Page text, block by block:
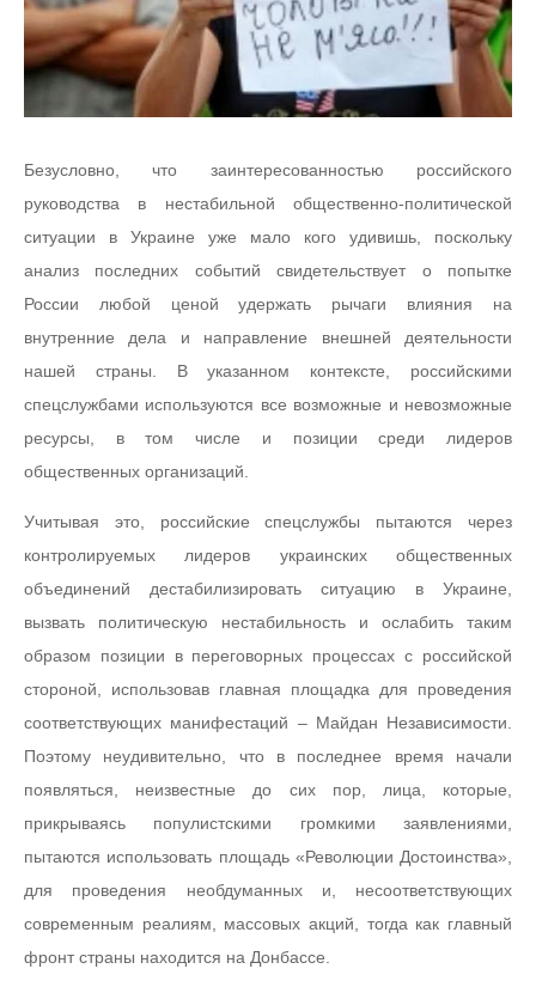
Безусловно, что заинтересованностью российского
руководства в нестабильной общественно-политической
ситуации в Украине уже мало кого удивишь, поскольку
анализ последних событий свидетельствует о попытке
России любой ценой удержать рычаги влияния на
внутренние дела и направление внешней деятельности
нашей страны. В указанном контексте, российскими
спецслужбами используются все возможные и невозможные
ресурсы, в том числе и позиции среди лидеров
общественных организаций.
Учитывая это, российские спецслужбы пытаются через
контролируемых лидеров украинских общественных
объединений дестабилизировать ситуацию в Украине,
вызвать политическую нестабильность и ослабить таким
образом позиции в переговорных процессах с российской
стороной, использовав главная площадка для проведения
соответствующих манифестаций – Майдан Независимости.
Поэтому неудивительно, что в последнее время начали
появляться, неизвестные до сих пор, лица, которые,
прикрываясь популистскими громкими заявлениями,
пытаются использовать площадь «Революции Достоинства»,
для проведения необдуманных и, несоответствующих
современным реалиям, массовых акций, тогда как главный
фронт страны находится на Донбассе.